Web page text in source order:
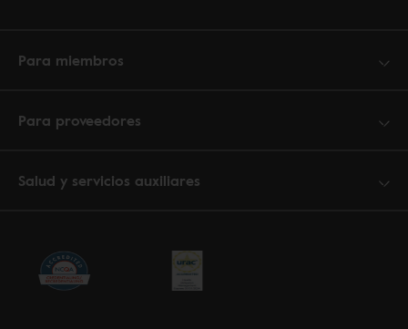
Para miembros
Para proveedores
Salud y servicios auxiliares